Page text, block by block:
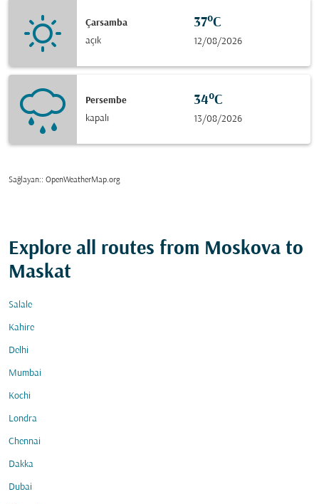
Çarsamba
açık
37°C
12/08/2026
Persembe
kapalı
34°C
13/08/2026
Sağlayan:: OpenWeatherMap.org
Explore all routes from Moskova to
Maskat
Salale
Kahire
Delhi
Mumbai
Kochi
Londra
Chennai
Dakka
Dubai